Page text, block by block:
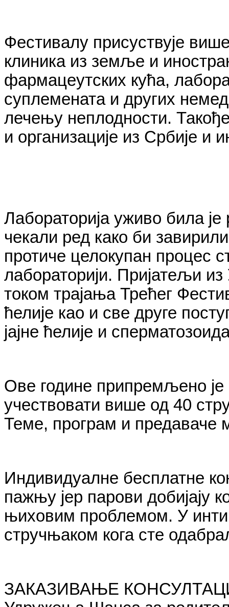
Фестивалу присуствује
клиника из земље и
фармацеутских кућа,
суплемената и других
лечењу неплодности.
и организације из Србије и
Лабораторија уживо била је
чекали ред како би
протиче целокупан процес
лабораторији. Пријатељи
током трајања Трећег
ћелије као и све друге
јајне ћелије и
Ове године припремљено је
учествовати више од 40
Теме, програм и предаваче
Индивидуалне бесплатне
пажњу јер парови добијају
њиховим проблемом. У
стручњаком кога сте
ЗАКАЗИВАЊЕ